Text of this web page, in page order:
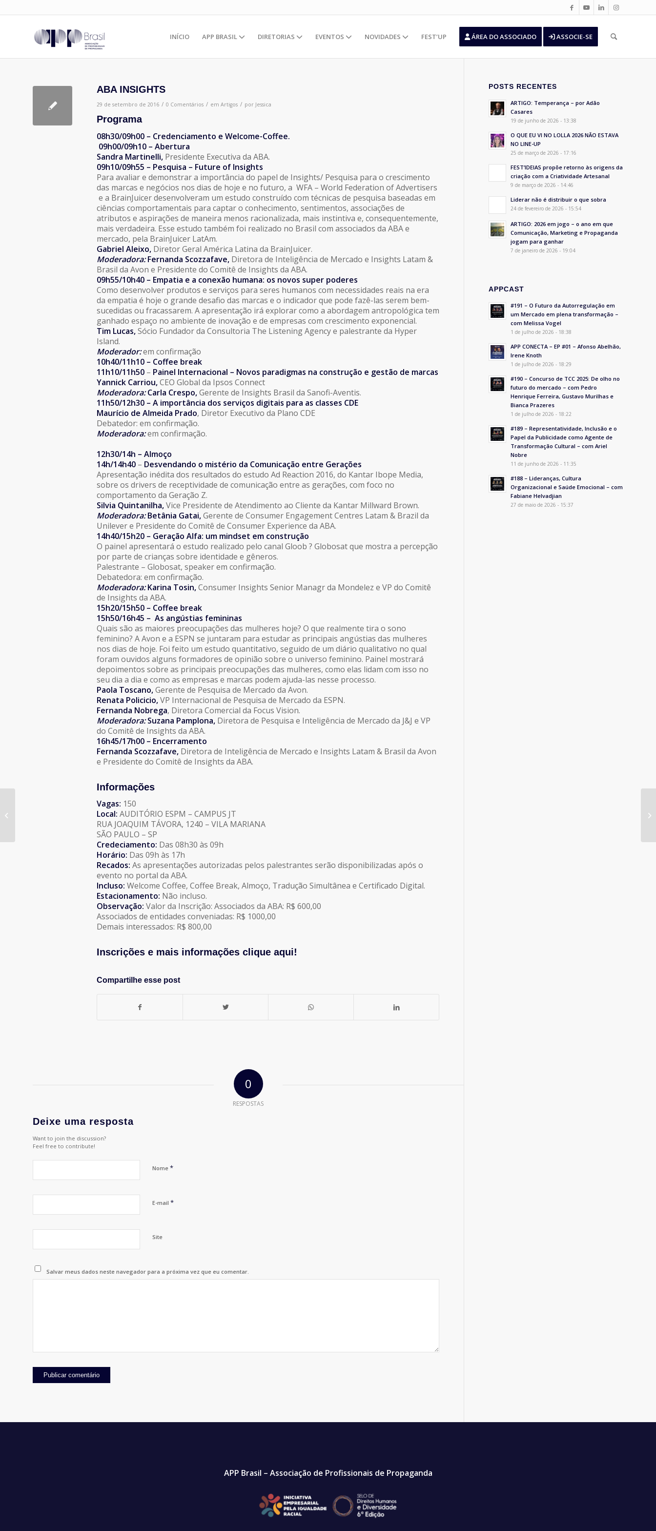
INÍCIO APP BRASIL DIRETORIAS EVENTOS NOVIDADES FEST’UP ÁREA DO ASSOCIADO ASSOCIE-SE
ABA INSIGHTS
29 de setembro de 2016 / 0 Comentários / em Artigos / por Jessica
Programa
08h30/09h00 – Credenciamento e Welcome-Coffee.
09h00/09h10 – Abertura
Sandra Martinelli, Presidente Executiva da ABA.
09h10/09h55 – Pesquisa – Future of Insights
Para avaliar e demonstrar a importância do papel de Insights/ Pesquisa para o crescimento
das marcas e negócios nos dias de hoje e no futuro, a WFA – World Federation of Advertisers
e a BrainJuicer desenvolveram um estudo construído com técnicas de pesquisa baseadas em
ciências comportamentais para captar o conhecimento, sentimentos, associações de
atributos e aspirações de maneira menos racionalizada, mais instintiva e, consequentemente,
mais verdadeira. Esse estudo também foi realizado no Brasil com associados da ABA e
mercado, pela BrainJuicer LatAm.
Gabriel Aleixo, Diretor Geral América Latina da BrainJuicer.
Moderadora: Fernanda Scozzafave, Diretora de Inteligência de Mercado e Insights Latam &
Brasil da Avon e Presidente do Comitê de Insights da ABA.
09h55/10h40 – Empatia e a conexão humana: os novos super poderes
Como desenvolver produtos e serviços para seres humanos com necessidades reais na era
da empatia é hoje o grande desafio das marcas e o indicador que pode fazê-las serem bem-
sucedidas ou fracassarem. A apresentação irá explorar como a abordagem antropológica tem
ganhado espaço no ambiente de inovação e de empresas com crescimento exponencial.
Tim Lucas,Sócio Fundador da Consultoria The Listening Agency e palestrante da Hyper
Island.
Moderador:em confirmação
10h40/11h10 – Coffee break
11h10/11h50 – Painel Internacional – Novos paradigmas na construção e gestão de marcas
Yannick Carriou,CEO Global da Ipsos Connect
Moderadora: Carla Crespo,Gerente de Insights Brasil da Sanofi-Aventis.
11h50/12h30 – A importância dos serviços digitais para as classes CDE
Maurício de Almeida Prado, Diretor Executivo da Plano CDE
Debatedor: em confirmação.
Moderadora:em confirmação.
12h30/14h – Almoço
14h/14h40 – Desvendando o mistério da Comunicação entre Gerações
Apresentação inédita dos resultados do estudo Ad Reaction 2016, do Kantar Ibope Media,
sobre os drivers de receptividade de comunicação entre as gerações, com foco no
comportamento da Geração Z.
Silvia Quintanilha,Vice Presidente de Atendimento ao Cliente da Kantar Millward Brown.
Moderadora: Betânia Gatai,Gerente de Consumer Engagement Centres Latam & Brazil da
Unilever e Presidente do Comitê de Consumer Experience da ABA.
14h40/15h20 – Geração Alfa: um mindset em construção
O painel apresentará o estudo realizado pelo canal Gloob ? Globosat que mostra a percepção
por parte de crianças sobre identidade e gêneros.
Palestrante – Globosat, speaker em confirmação.
Debatedora: em confirmação.
Moderadora:Karina Tosin,Consumer Insights Senior Managr da Mondelez e VP do Comitê
de Insights da ABA.
15h20/15h50 – Coffee break
15h50/16h45 – As angústias femininas
Quais são as maiores preocupações das mulheres hoje? O que realmente tira o sono
feminino? A Avon e a ESPN se juntaram para estudar as principais angústias das mulheres
nos dias de hoje. Foi feito um estudo quantitativo, seguido de um diário qualitativo no qual
foram ouvidos alguns formadores de opinião sobre o universo feminino. Painel mostrará
depoimentos sobre as principais preocupações das mulheres, como elas lidam com isso no
seu dia a dia e como as empresas e marcas podem ajuda-las nesse processo.
Paola Toscano,Gerente de Pesquisa de Mercado da Avon.
Renata Policicio,VP Internacional de Pesquisa de Mercado da ESPN.
Fernanda Nobrega, Diretora Comercial da Focus Vision.
Moderadora: Suzana Pamplona, Diretora de Pesquisa e Inteligência de Mercado da J&J e VP
do Comitê de Insights da ABA.
16h45/17h00 – Encerramento
Fernanda Scozzafave, Diretora de Inteligência de Mercado e Insights Latam & Brasil da Avon
e Presidente do Comitê de Insights da ABA.
Informações
Vagas: 150
Local: AUDITÓRIO ESPM – CAMPUS JT
RUA JOAQUIM TÁVORA, 1240 – VILA MARIANA
SÃO PAULO – SP
Credeciamento: Das 08h30 às 09h
Horário: Das 09h às 17h
Recados: As apresentações autorizadas pelos palestrantes serão disponibilizadas após o
evento no portal da ABA.
Incluso: Welcome Coffee, Coffee Break, Almoço, Tradução Simultânea e Certificado Digital.
Estacionamento: Não incluso.
Observação: Valor da Inscrição: Associados da ABA: R$ 600,00
Associados de entidades conveniadas: R$ 1000,00
Demais interessados: R$ 800,00
Inscrições e mais informações clique aqui!
Compartilhe esse post
0
RESPOSTAS
Deixe uma resposta
Want to join the discussion?
Feel free to contribute!
Nome *
E-mail *
Site
Salvar meus dados neste navegador para a próxima vez que eu comentar.
POSTS RECENTES
ARTIGO: Temperança – por Adão
Casares
19 de junho de 2026 - 13:38
O QUE EU VI NO LOLLA 2026 NÃO ESTAVA
NO LINE-UP
25 de março de 2026 - 17:16
FEST’IDEIAS propõe retorno às origens da
criação com a Criatividade Artesanal
9 de março de 2026 - 14:46
Liderar não é distribuir o que sobra
24 de fevereiro de 2026 - 15:54
ARTIGO: 2026 em jogo – o ano em que
Comunicação, Marketing e Propaganda
jogam para ganhar
7 de janeiro de 2026 - 19:04
APPCAST
#191 – O Futuro da Autorregulação em
um Mercado em plena transformação –
com Melissa Vogel
1 de julho de 2026 - 18:38
APP CONECTA – EP #01 – Afonso Abelhão,
Irene Knoth
1 de julho de 2026 - 18:29
#190 – Concurso de TCC 2025: De olho no
futuro do mercado – com Pedro
Henrique Ferreira, Gustavo Murilhas e
Bianca Prazeres
1 de julho de 2026 - 18:22
#189 – Representatividade, Inclusão e o
Papel da Publicidade como Agente de
Transformação Cultural – com Ariel
Nobre
11 de junho de 2026 - 11:35
#188 – Lideranças, Cultura
Organizacional e Saúde Emocional – com
Fabiane Helvadjian
27 de maio de 2026 - 15:37
APP Brasil – Associação de Profissionais de Propaganda